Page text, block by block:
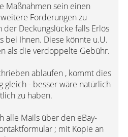
Maßnahmen sein einen
Forderungen zu
der Deckungslücke falls Erlös
bei Ihnen. Diese könnte u.U.
als die verdoppelte Gebühr.
ablaufen , kommt dies
gleich - besser wäre natürlich
zu haben.
alle Mails über den eBay-
; mit Kopie an